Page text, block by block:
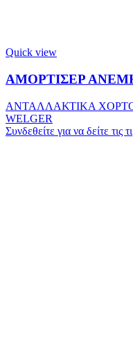
Quick view
ΑΜΟΡΤΙΣΕΡ
ΑΝΤΑΛΛΑΚΤΙΚΑ
WELGER
Συνδεθείτε για να δείτε τις